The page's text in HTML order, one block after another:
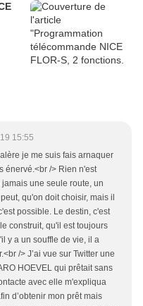
15:55
je me suis fais arnaquer
énervé.<br /> Rien n'est
une seule route, un
qu'on doit choisir, mais il
possible. Le destin, c'est
construit, qu'il est toujours
y a un souffle de vie, il a
/> J’ai vue sur Twitter une
HOEVEL qui prêtait sans
avec elle m'expliqua
d’obtenir mon prêt mais